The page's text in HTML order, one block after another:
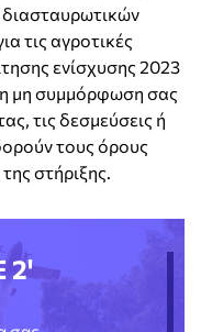
διασταυρωτικών
τις αγροτικές
ενίσχυσης 2023
μη συμμόρφωση σας
τις δεσμεύσεις ή
τους όρους
στήριξης.
2'